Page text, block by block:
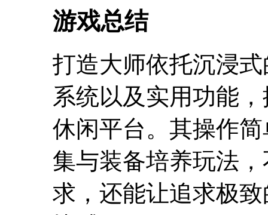
游戏总结
打造大师依托沉浸
系统以及实用功能
休闲平台。其操作
集与装备培养玩法
求，还能让追求极